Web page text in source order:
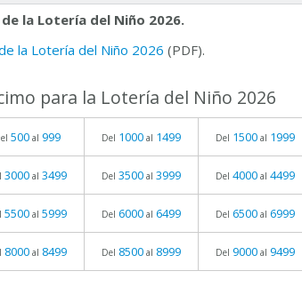
la Lotería del Niño 2026.
la Lotería del Niño 2026 (PDF).
para la Lotería del Niño 2026
500 al 999 Del 1000 al 1499 Del 1500 al 1999
3000 al 3499 Del 3500 al 3999 Del 4000 al 4499
5500 al 5999 Del 6000 al 6499 Del 6500 al 6999
8000 al 8499 Del 8500 al 8999 Del 9000 al 9499